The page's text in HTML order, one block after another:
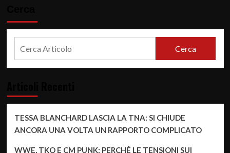
Cerca
TESSA BLANCHARD LASCIA LA TNA: SI CHIUDE
ANCORA UNA VOLTA UN RAPPORTO COMPLICATO
WWE, TKO E CM PUNK: PERCHÉ LE TENSIONI SUI